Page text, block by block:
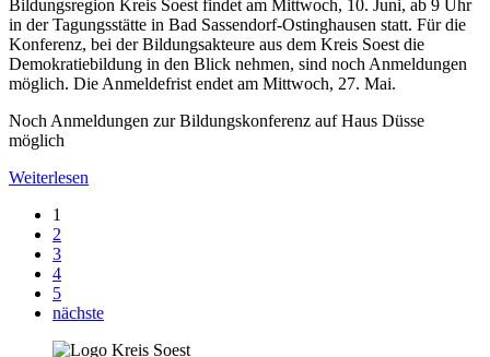
Bildungsregion Kreis Soest findet am Mittwoch, 10. Juni, ab 9 Uhr
in der Tagungsstätte in Bad Sassendorf-Ostinghausen statt. Für die
Konferenz, bei der Bildungsakteure aus dem Kreis Soest die
Demokratiebildung in den Blick nehmen, sind noch Anmeldungen
möglich. Die Anmeldefrist endet am Mittwoch, 27. Mai.
Noch Anmeldungen zur Bildungskonferenz auf Haus Düsse
möglich
Weiterlesen
1
2
3
4
5
nächste